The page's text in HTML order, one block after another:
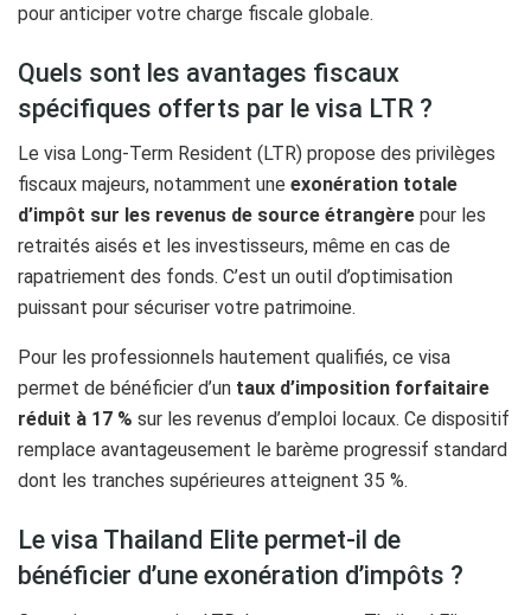
pour anticiper votre charge fiscale globale.
Quels sont les avantages fiscaux
spécifiques offerts par le visa LTR ?
Le visa Long-Term Resident (LTR) propose des privilèges
fiscaux majeurs, notamment une exonération totale
d’impôt sur les revenus de source étrangère pour les
retraités aisés et les investisseurs, même en cas de
rapatriement des fonds. C’est un outil d’optimisation
puissant pour sécuriser votre patrimoine.
Pour les professionnels hautement qualifiés, ce visa
permet de bénéficier d’un taux d’imposition forfaitaire
réduit à 17 % sur les revenus d’emploi locaux. Ce dispositif
remplace avantageusement le barème progressif standard
dont les tranches supérieures atteignent 35 %.
Le visa Thailand Elite permet-il de
bénéficier d’une exonération d’impôts ?